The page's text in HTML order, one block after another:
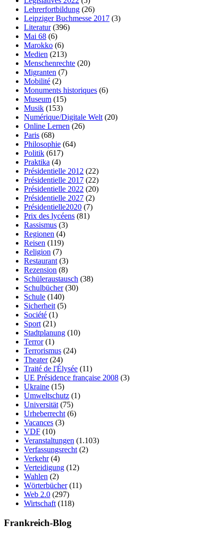
Lehrerfortbildung (26)
Leipziger Buchmesse 2017 (3)
Literatur(396)
Mai 68 (6)
Marokko (6)
Medien (213)
Menschenrechte (20)
Migranten (7)
Mobilité (2)
Monuments historiques (6)
Museum (15)
Musik (153)
Numérique/Digitale Welt (20)
Online Lernen (26)
Paris (68)
Philosophie (64)
Politik (617)
Praktika (4)
Présidentielle 2012 (22)
Présidentielle 2017 (22)
Présidentielle 2022 (20)
Présidentielle 2027 (2)
Présidentielle2020 (7)
Prix des lycéens (81)
Rassismus (3)
Regionen (4)
Reisen (119)
Religion (7)
Restaurant (3)
Rezension (8)
Schüleraustausch (38)
Schulbücher(30)
Schule (140)
Sicherheit (5)
Société (1)
Sport (21)
Stadtplanung (10)
Terror(1)
Terrorismus (24)
Theater(24)
Traité de l'Élysée (11)
UE Présidence française 2008 (3)
Ukraine (15)
Umweltschutz (1)
Universität (75)
Urheberrecht (6)
Vacances (3)
VDF (10)
Veranstaltungen (1.103)
Verfassungsrecht (2)
Verkehr(4)
Verteidigung (12)
Wahlen (2)
Wörterbücher(11)
Web 2.0 (297)
Wirtschaft (118)
Frankreich-Blog